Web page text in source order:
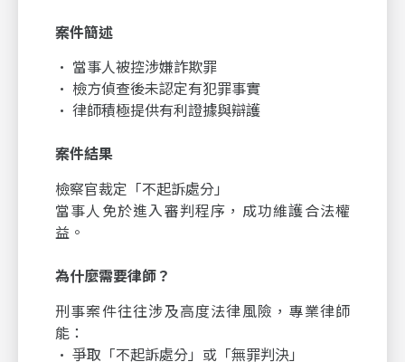
案件簡述
• 當事人被控涉嫌詐欺罪
• 檢方偵查後未認定有犯罪事實
• 律師積極提供有利證據與辯護
案件結果
檢察官裁定「不起訴處分」
當事人免於進入審判程序，成功維護合法權
益。
為什麼需要律師？
刑事案件往往涉及高度法律風險，專業律師
能：
• 爭取「不起訴處分」或「無罪判決」